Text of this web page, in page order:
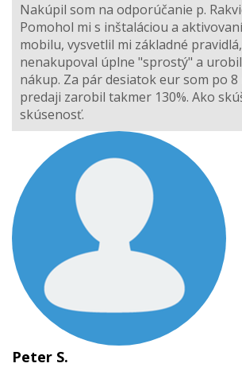
Nakúpil som na odporúčanie p.
Pomohol mi s inštaláciou a
mobilu, vysvetlil mi základné
nenakupoval úplne "sprostý" a
nákup. Za pár desiatok eur som po 8
predaji zarobil takmer 130%. Ako
skúsenosť.
Peter S.